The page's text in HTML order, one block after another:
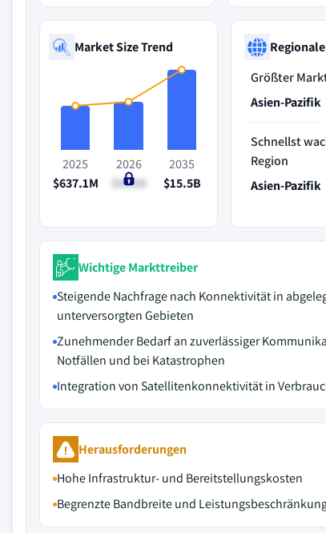
Market Size Trend
2025
$637.1M
2026
$965M
2035
$15.5B
Größter
Asien-Pazifik
Schnellst
Region
Asien-Pazifik
Wichtige Markttreiber
Steigende Nachfrage nach Konnektivität in
unterversorgten Gebieten
Zunehmender Bedarf an zuverlässiger
Notfällen und bei Katastrophen
Integration von Satellitenkonnektivität in
Herausforderungen
Hohe Infrastruktur- und Bereitstellungskosten
Begrenzte Bandbreite und